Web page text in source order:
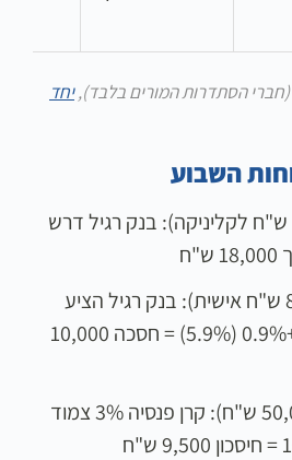
(חברי הסתדרות המורים בלבד),יחד
(150,000 ש"ח לקליניקה): בנק רגיל דרש
(80,000 ש"ח אישית): בנק רגיל הציע
11%, בנק יהב פריים+0.9% (5.9%) = חסכה 10,000
(50,000 ש"ח): קרן פנסיה 3% צמוד